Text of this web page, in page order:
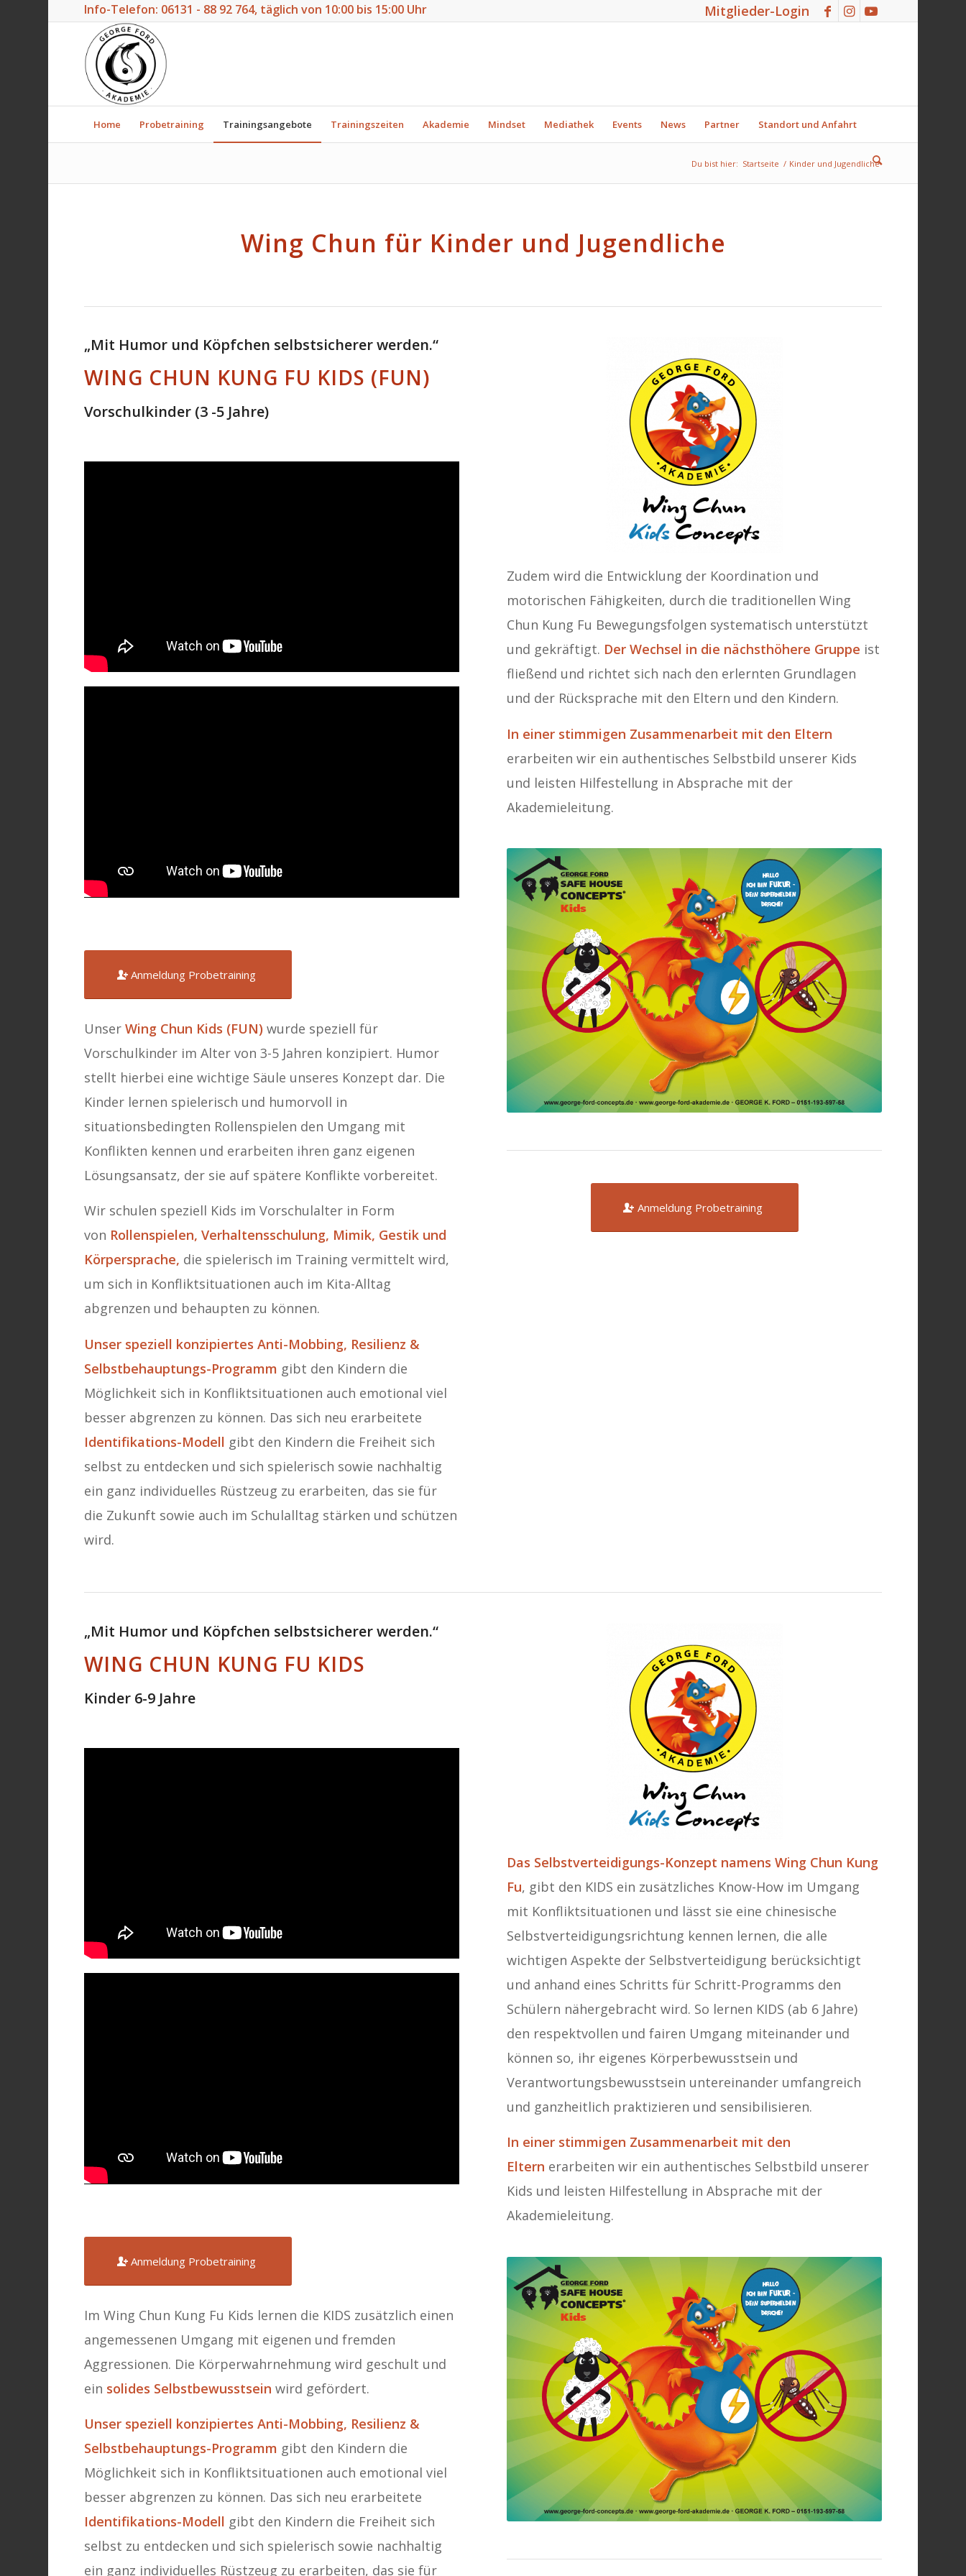
Mitglieder-Login
Info-Telefon: 06131 - 88 92 764, täglich von 10:00 bis 15:00 Uhr
Home Probetraining Trainingsangebote Trainingszeiten Akademie Mindset Mediathek Events News Partner Standort und Anfahrt
Du bist hier: Startseite / Kinder und Jugendliche
Wing Chun für Kinder und Jugendliche
„Mit Humor und Köpfchen selbstsicherer werden.“
WING CHUN KUNG FU KIDS (FUN)
Vorschulkinder (3 -5 Jahre)
Anmeldung Probetraining
UnserWing Chun Kids (FUN) wurde speziell für
Vorschulkinder im Alter von 3-5 Jahren konzipiert. Humor
stellt hierbei eine wichtige Säule unseres Konzept dar. Die
Kinder lernen spielerisch und humorvoll in
situationsbedingten Rollenspielen den Umgang mit
Konflikten kennen und erarbeiten ihren ganz eigenen
Lösungsansatz, der sie auf spätere Konflikte vorbereitet.
Wir schulen speziell Kids im Vorschulalter in Form
von Rollenspielen, Verhaltensschulung, Mimik, Gestik und
Körpersprache, die spielerisch im Training vermittelt wird,
um sich in Konfliktsituationen auch im Kita-Alltag
abgrenzen und behaupten zu können.
Unser speziell konzipiertes Anti-Mobbing, Resilienz &
Selbstbehauptungs-Programm gibt den Kindern die
Möglichkeit sich in Konfliktsituationen auch emotional viel
besser abgrenzen zu können. Das sich neu erarbeitete
Identifikations-Modell gibt den Kindern die Freiheit sich
selbst zu entdecken und sich spielerisch sowie nachhaltig
ein ganz individuelles Rüstzeug zu erarbeiten, das sie für
die Zukunft sowie auch im Schulalltag stärken und schützen
wird.
Zudem wird die Entwicklung der Koordination und
motorischen Fähigkeiten, durch die traditionellen Wing
Chun Kung Fu Bewegungsfolgen systematisch unterstützt
und gekräftigt. Der Wechsel in die nächsthöhere Gruppe ist
fließend und richtet sich nach den erlernten Grundlagen
und der Rücksprache mit den Eltern und den Kindern.
In einer stimmigen Zusammenarbeit mit den Eltern
erarbeiten wir ein authentisches Selbstbild unserer Kids
und leisten Hilfestellung in Absprache mit der
Akademieleitung.
Anmeldung Probetraining
„Mit Humor und Köpfchen selbstsicherer werden.“
WING CHUN KUNG FU KIDS
Kinder 6-9 Jahre
Anmeldung Probetraining
Im Wing Chun Kung Fu Kids lernen die KIDS zusätzlich einen
angemessenen Umgang mit eigenen und fremden
Aggressionen. Die Körperwahrnehmung wird geschult und
ein solides Selbstbewusstsein wird gefördert.
Unser speziell konzipiertes Anti-Mobbing, Resilienz &
Selbstbehauptungs-Programm gibt den Kindern die
Möglichkeit sich in Konfliktsituationen auch emotional viel
besser abgrenzen zu können. Das sich neu erarbeitete
Identifikations-Modell gibt den Kindern die Freiheit sich
selbst zu entdecken und sich spielerisch sowie nachhaltig
ein ganz individuelles Rüstzeug zu erarbeiten, das sie für
Das Selbstverteidigungs-Konzept namens Wing Chun Kung
Fu, gibt den KIDS ein zusätzliches Know-How im Umgang
mit Konfliktsituationen und lässt sie eine chinesische
Selbstverteidigungsrichtung kennen lernen, die alle
wichtigen Aspekte der Selbstverteidigung berücksichtigt
und anhand eines Schritts für Schritt-Programms den
Schülern nähergebracht wird. So lernen KIDS (ab 6 Jahre)
den respektvollen und fairen Umgang miteinander und
können so, ihr eigenes Körperbewusstsein und
Verantwortungsbewusstsein untereinander umfangreich
und ganzheitlich praktizieren und sensibilisieren.
In einer stimmigen Zusammenarbeit mit den
Eltern erarbeiten wir ein authentisches Selbstbild unserer
Kids und leisten Hilfestellung in Absprache mit der
Akademieleitung.